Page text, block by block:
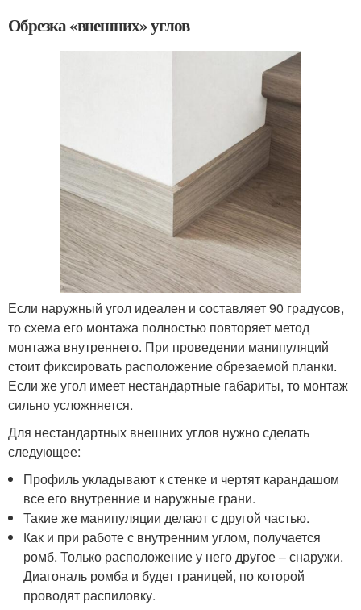
Обрезка «внешних» углов
Если наружный угол идеален и составляет 90 градусов,
то схема его монтажа полностью повторяет метод
монтажа внутреннего. При проведении манипуляций
стоит фиксировать расположение обрезаемой планки.
Если же угол имеет нестандартные габариты, то монтаж
сильно усложняется.
Для нестандартных внешних углов нужно сделать
следующее:
Профиль укладывают к стенке и чертят карандашом
все его внутренние и наружные грани.
Такие же манипуляции делают с другой частью.
Как и при работе с внутренним углом, получается
ромб. Только расположение у него другое – снаружи.
Диагональ ромба и будет границей, по которой
проводят распиловку.